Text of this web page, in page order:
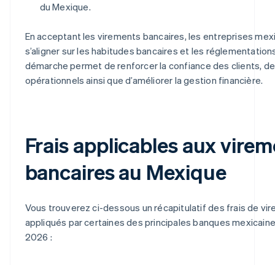
du Mexique.
En acceptant les virements bancaires, les entreprises
s’aligner sur les habitudes bancaires et les
démarche permet de renforcer la confiance des clients,
opérationnels ainsi que d’améliorer la gestion financière.
Frais applicables aux
bancaires au Mexique
Vous trouverez ci-dessous un récapitulatif des frais de
appliqués par certaines des principales banques
2026 :